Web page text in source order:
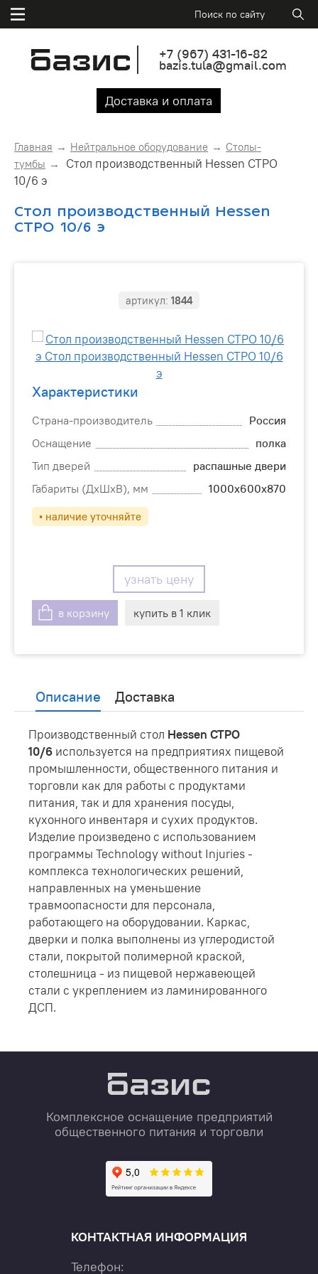
+7 (967) 431-16-82
bazis.tula@gmail.com
Доставка и оплата
Главная Нейтральное оборудование
Столы-
тумбы
Стол производственный Hessen СТРО
10/6 э
Стол производственный Hessen
СТРО 10/6 э
артикул: 1844
Характеристики
Страна-производитель
Россия
Оснащение
полка
Тип дверей
распашные двери
Габариты (ДхШхВ), мм
1000х600х870
• наличие уточняйте
узнать цену
в корзину купить в 1 клик
Описание Доставка
Производственный стол Hessen СТРО
10/6 используется на предприятиях пищевой
промышленности, общественного питания и
торговли как для работы с продуктами
питания, так и для хранения посуды,
кухонного инвентаря и сухих продуктов.
Изделие произведено с использованием
программы Technology without Injuries -
комплекса технологических решений,
направленных на уменьшение
травмоопасности для персонала,
работающего на оборудовании. Каркас,
дверки и полка выполнены из углеродистой
стали, покрытой полимерной краской,
столешница - из пищевой нержавеющей
стали с укреплением из ламинированного
ДСП.
Комплексное оснащение предприятий
общественного питания и торговли
КОНТАКТНАЯ ИНФОРМАЦИЯ
Телефон: